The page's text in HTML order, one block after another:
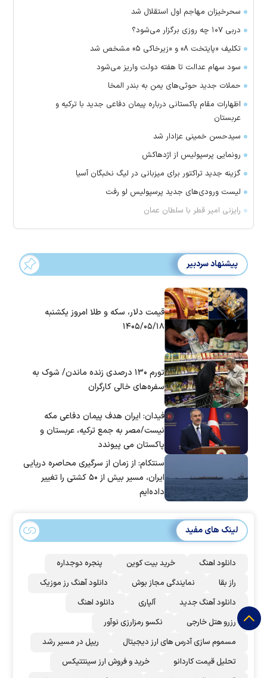
سحرخیزان مهاجم اول استقلال شد
دربی ۱۰۷ چه روزی برگزار می‌شود؟
تکلیف «پایتخت ۸» و «زیرخاکی ۵» مشخص شد
سود سهام عدالت تا هفته دولت واریز می‌شود
حملات جدید حوثی‌های یمن به بندر المخا
اظهارات مقام پاکستانی درباره پیمان دفاعی جدید با ترکیه و
عربستان
سیدحسن خمینی عزادار شد
رونمایی پرسپولیس از اژدهاکش
گزینه جدید تراکتور برای میزبانی در لیگ نخبگان آسیا
لیست ورودی‌های جدید پرسپولیس لو رفت
رایزنی امیر قطر با سلطان عمان
پیشنهاد سردبیر
قیمت دلار، سکه و طلا امروز یکشنبه
۱۴۰۵/۰۵/۱۸
تورم ۱۳۰ درصدی زنده ماندن/ شوک به
سفره‌های خالی کارگران
فیدان: ایران هدف پیمان دفاعی مکه
نیست/مصر به جمع ترکیه، عربستان و
پاکستان می پیوندد
سنتکام: از زمان از سرگیری محاصره دریایی
ایران، مسیر بیش از ۵۰ کشتی را تغییر
داده‌ایم
لینک های مفید
دانلود اهنگ خرید بیت کوین
پنجره دوجداره
راز بقا
نمایندگی مجاز بوش
دانلود آهنگ رز‌ موزیک
دانلود آهنگ جدید
آلپاری
دانلود اهنگ
رزرو هتل خارجی
نکسو رمزارزی نوآور
مسموم سازی آدرس های ارز دیجیتال
ریپل در مسیر رشد
تحلیل قیمت کاردانو
خرید و فروش ارز سینتتیکس